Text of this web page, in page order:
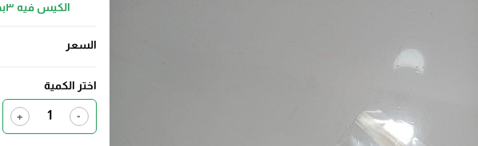
الكيس فيه ٣بذور مناسبة لزراغدعة قوار صغير للاطفال ب ١شيكل 🌱
السعر
اختر الكمية
-
+